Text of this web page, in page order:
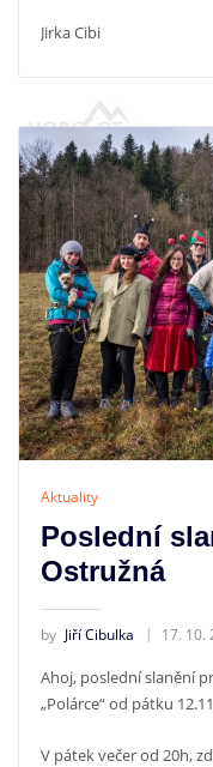
Jirka Cibi
Aktuality
Poslední
Ostružná
by Jiří Cibulka 17. 10.
Ahoj, poslední slanění
„Polárce“ od pátku
V pátek večer od 20h,